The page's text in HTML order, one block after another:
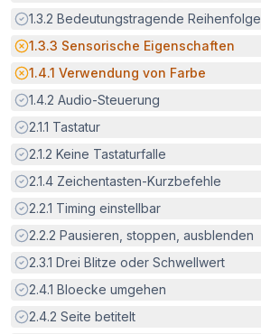
Erfüllt:
1.3.2 Bedeutungstragende Reihenfolge
Potenzielle Barriere:
1.3.3 Sensorische Eigenschaften
Potenzielle Barriere:
1.4.1 Verwendung von Farbe
Erfüllt:
1.4.2 Audio-Steuerung
Erfüllt:
2.1.1 Tastatur
Erfüllt:
2.1.2 Keine Tastaturfalle
Erfüllt:
2.1.4 Zeichentasten-Kurzbefehle
Erfüllt:
2.2.1 Timing einstellbar
Erfüllt:
2.2.2 Pausieren, stoppen, ausblenden
Erfüllt:
2.3.1 Drei Blitze oder Schwellwert
Erfüllt:
2.4.1 Bloecke umgehen
Erfüllt:
2.4.2 Seite betitelt